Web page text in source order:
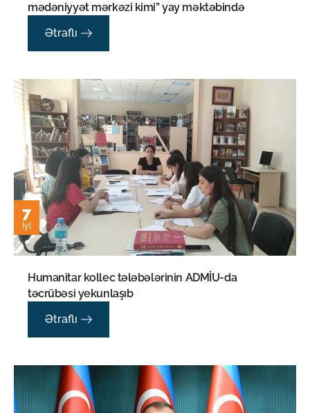
mədəniyyət mərkəzi kimi” yay məktəbində
Ətraflı
7
İyl
Humanitar kollec tələbələrinin ADMİU-da
təcrübəsi yekunlaşıb
Ətraflı